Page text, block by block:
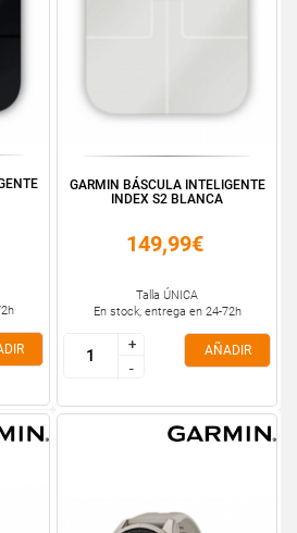
GARMIN BÁSCULA INTELIGENTE
INDEX S2 BLANCA
149,99€
Talla ÚNICA
En stock, entrega en 24-72h
+
-
+
-
AÑADIR